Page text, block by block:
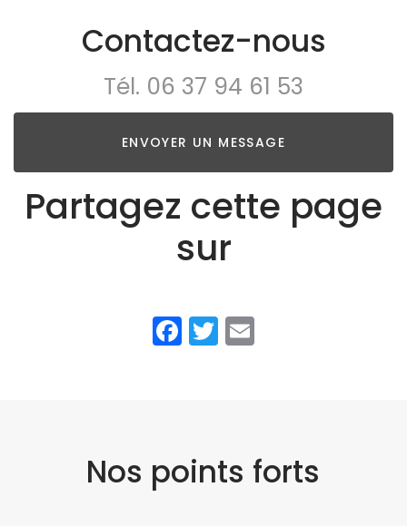
Contactez-nous
Tél. 06 37 94 61 53
ENVOYER UN MESSAGE
Partagez cette page
sur
Facebook
Twitter
Nos points forts